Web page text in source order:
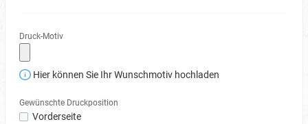
Druck-Motiv
Hier können Sie Ihr Wunschmotiv hochladen
Gewünschte Druckposition
Vorderseite